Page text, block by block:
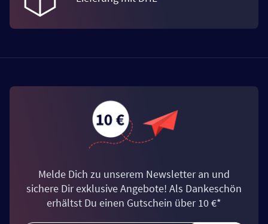
Melde Dich zu unserem Newsletter an und
sichere Dir exklusive Angebote! Als Dankeschön
erhältst Du einen Gutschein über 10 €*